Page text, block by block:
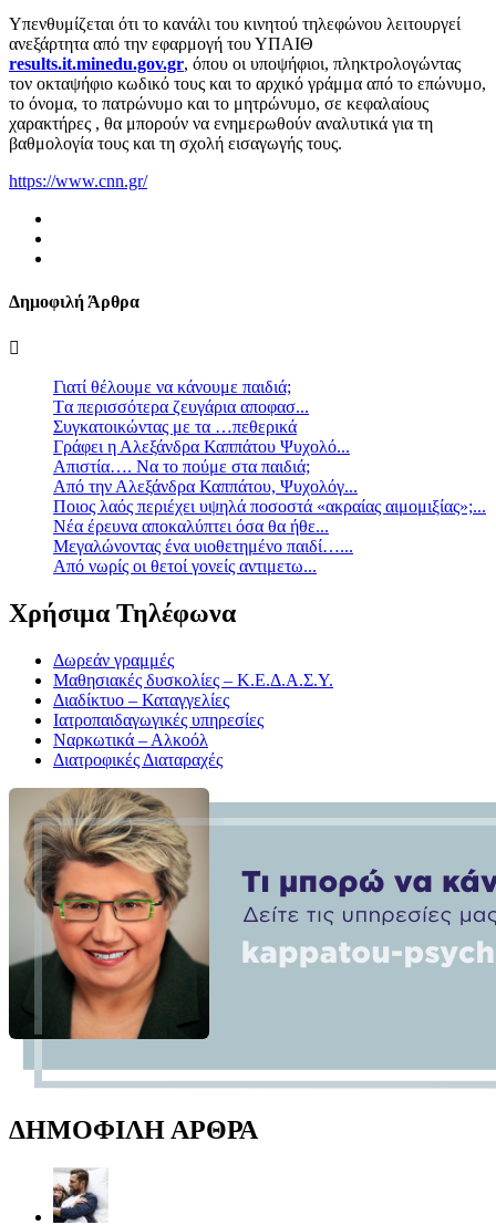
Υπενθυμίζεται ότι το κανάλι του κινητού τηλεφώνου λειτουργεί
ανεξάρτητα από την εφαρμογή του ΥΠΑΙΘ
results.it.minedu.gov.gr, όπου οι υποψήφιοι, πληκτρολογώντας
τον οκταψήφιο κωδικό τους και το αρχικό γράμμα από το επώνυμο,
το όνομα, το πατρώνυμο και το μητρώνυμο, σε κεφαλαίους
χαρακτήρες , θα μπορούν να ενημερωθούν αναλυτικά για τη
βαθμολογία τους και τη σχολή εισαγωγής τους.
https://www.cnn.gr/
Δημοφιλή Άρθρα
Γιατί θέλουμε να κάνουμε παιδιά;
Tα περισσότερα ζευγάρια αποφασ...
Συγκατοικώντας με τα …πεθερικά
Γράφει η Αλεξάνδρα Καππάτου Ψυχολό...
Απιστία…. Να το πούμε στα παιδιά;
Από την Αλεξάνδρα Καππάτου, Ψυχολόγ...
Ποιος λαός περιέχει υψηλά ποσοστά «ακραίας αιμομιξίας»;...
Νέα έρευνα αποκαλύπτει όσα θα ήθε...
Mεγαλώνοντας ένα υιοθετημένο παιδί…...
Aπό νωρίς οι θετοί γονείς αντιμετω...
Χρήσιμα Τηλέφωνα
Δωρεάν γραμμές
Μαθησιακές δυσκολίες – Κ.Ε.Δ.Α.Σ.Υ.
Διαδίκτυο – Καταγγελίες
Ιατροπαιδαγωγικές υπηρεσίες
Ναρκωτικά – Αλκοόλ
Διατροφικές Διαταραχές
ΔΗΜΟΦΙΛΗ ΑΡΘΡΑ